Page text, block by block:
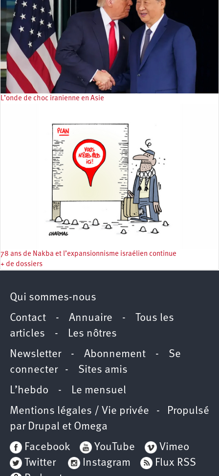
L’onde de choc iranienne en Asie
78 ans de Nakba et l’expansionnisme israélien continue
+ de dossiers
Qui sommes-nous
Contact - Annuaire -
Tous les
articles - Les nôtres
Newsletter- Abonnement - Se
connecter- Sites amis
L’hebdo - Le mensuel
Mentions légales / Vie privée - Propulsé
par Drupal et Omega
Facebook
YouTube
Vimeo
Twitter
Instagram
Flux RSS